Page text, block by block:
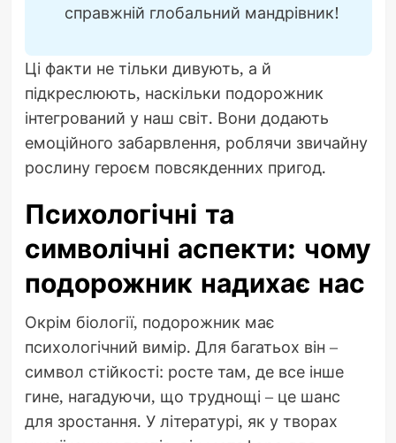
справжній глобальний мандрівник!
Ці факти не тільки дивують, а й
підкреслюють, наскільки подорожник
інтегрований у наш світ. Вони додають
емоційного забарвлення, роблячи звичайну
рослину героєм повсякденних пригод.
Психологічні та
символічні аспекти: чому
подорожник надихає нас
Окрім біології, подорожник має
психологічний вимір. Для багатьох він –
символ стійкості: росте там, де все інше
гине, нагадуючи, що труднощі – це шанс
для зростання. У літературі, як у творах